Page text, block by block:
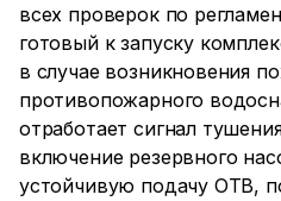
всех проверок по
готовый к запуску
в случае возникновения
противопожарного
отработает сигнал
включение резервного
устойчивую подачу ОТВ,